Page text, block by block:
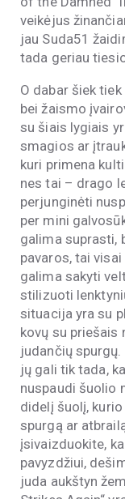
veikėjus
jau Suda51
tada geriau
O dabar šiek
bei žaismo
su šiais lygiais
smagios ar
kuri primena
nes tai – drago
perjunginėti
per mini
galima suprasti,
pavaros, tai
galima sakyti
stilizuoti
situacija yra su
kovų su priešais
judančių
jų gali tik tada,
nuspaudi šuolio
didelį šuolį,
spurgą ar
įsivaizduokite,
pavyzdžiui,
juda aukštyn